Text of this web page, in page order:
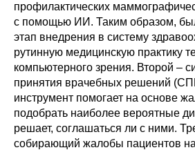
профилактических
с помощью ИИ. Таким образом,
этап внедрения в систему
рутинную медицинскую практику
компьютерного зрения. Второй –
принятия врачебных решений
инструмент помогает на основе
подобрать наиболее вероятные
решает, соглашаться ли с ними.
собирающий жалобы пациентов